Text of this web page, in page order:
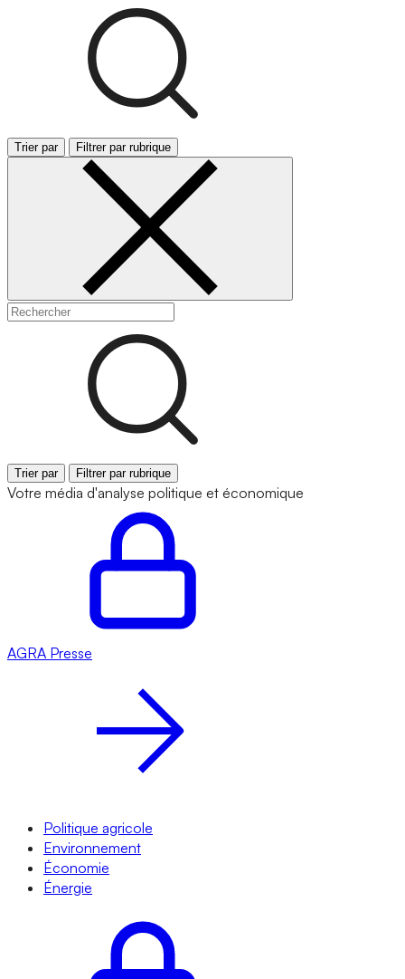
Trier par Filtrer par rubrique
Trier par Filtrer par rubrique
Votre média d'analyse politique et économique
AGRA Presse
Politique agricole
Environnement
Économie
Énergie